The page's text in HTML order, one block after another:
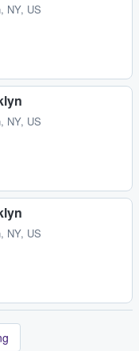
NY, US
NY, US
NY, US